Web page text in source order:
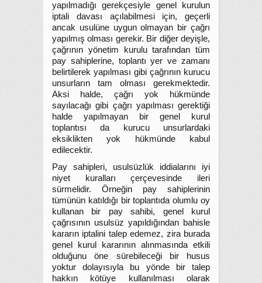
yapılmadığı gerekçesiyle genel kurulun
iptali davası açılabilmesi için, geçerli
ancak usulüne uygun olmayan bir çağrı
yapılmış olması gerekir. Bir diğer deyişle,
çağrının yönetim kurulu tarafından tüm
pay sahiplerine, toplantı yer ve zamanı
belirtilerek yapılması gibi çağrının kurucu
unsurların tam olması gerekmektedir.
Aksi halde, çağrı yok hükmünde
sayılacağı gibi çağrı yapılması gerektiği
halde yapılmayan bir genel kurul
toplantısı da kurucu unsurlardaki
eksiklikten yok hükmünde kabul
edilecektir.
Pay sahipleri, usulsüzlük iddialarını iyi
niyet kuralları çerçevesinde ileri
sürmelidir. Örneğin pay sahiplerinin
tümünün katıldığı bir toplantıda olumlu oy
kullanan bir pay sahibi, genel kurul
çağrısının usulsüz yapıldığından bahisle
kararın iptalini talep edemez, zira burada
genel kurul kararının alınmasında etkili
olduğunu öne sürebileceği bir husus
yoktur dolayısıyla bu yönde bir talep
hakkın kötüye kullanılması olarak